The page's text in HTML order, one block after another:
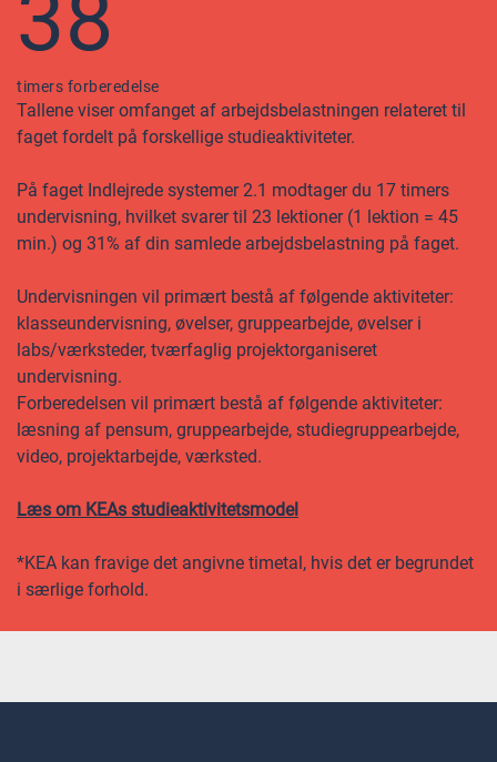
38
timers forberedelse
Tallene viser omfanget af arbejdsbelastningen relateret til
faget fordelt på forskellige studieaktiviteter.
På faget Indlejrede systemer 2.1 modtager du 17 timers
undervisning, hvilket svarer til 23 lektioner (1 lektion = 45
min.) og 31% af din samlede arbejdsbelastning på faget.
Undervisningen vil primært bestå af følgende aktiviteter:
klasseundervisning, øvelser, gruppearbejde, øvelser i
labs/værksteder, tværfaglig projektorganiseret
undervisning.
Forberedelsen vil primært bestå af følgende aktiviteter:
læsning af pensum, gruppearbejde, studiegruppearbejde,
video, projektarbejde, værksted.
Læs om KEAs studieaktivitetsmodel
*KEA kan fravige det angivne timetal, hvis det er begrundet
i særlige forhold.